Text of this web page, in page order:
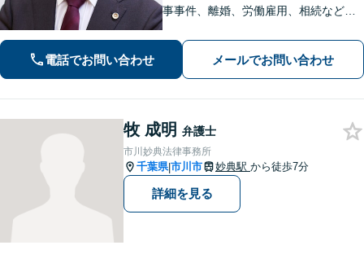
事事件、離婚、労働雇用、相続などの
経験15年以上】依頼者様に寄り添い、
解決へと導きます【電話相談可】【本
八幡駅9分】
電話でお問い合わせ メールでお問い合わせ
牧 成明 弁護士
市川妙典法律事務所
千葉県|市川市 妙典駅 から徒歩7分
詳細を見る